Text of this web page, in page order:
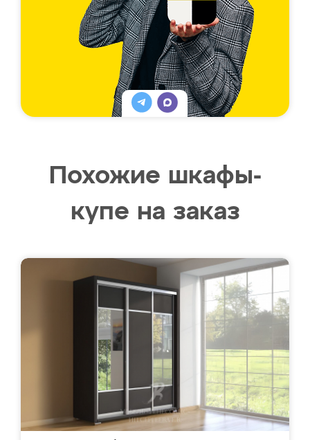
Похожие шкафы-
купе на заказ